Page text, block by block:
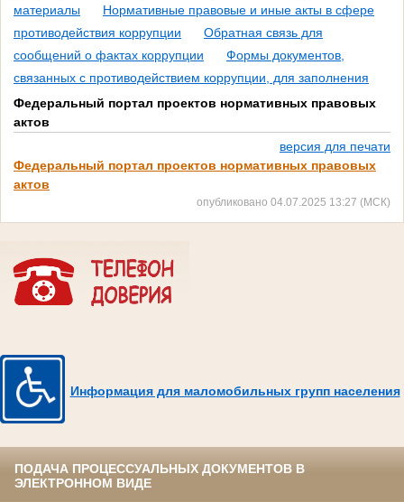
материалы
Нормативные правовые и иные акты в сфере
противодействия коррупции
Обратная связь для
сообщений о фактах коррупции
Формы документов,
связанных с противодействием коррупции, для заполнения
Федеральный портал проектов нормативных правовых
актов
версия для печати
Федеральный портал проектов нормативных правовых
актов
опубликовано 04.07.2025 13:27 (МСК)
Информация для маломобильных групп населения
ПОДАЧА ПРОЦЕССУАЛЬНЫХ ДОКУМЕНТОВ В
ЭЛЕКТРОННОМ ВИДЕ